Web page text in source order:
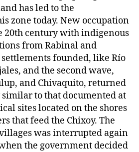
has led to the
zone today. New occupation
20th century with indigenous
from Rabinal and
founded, like Río
and the second wave,
and Chivaquito, returned
to that documented at
sites located on the shores
that feed the Chixoy. The
was interrupted again
the government decided